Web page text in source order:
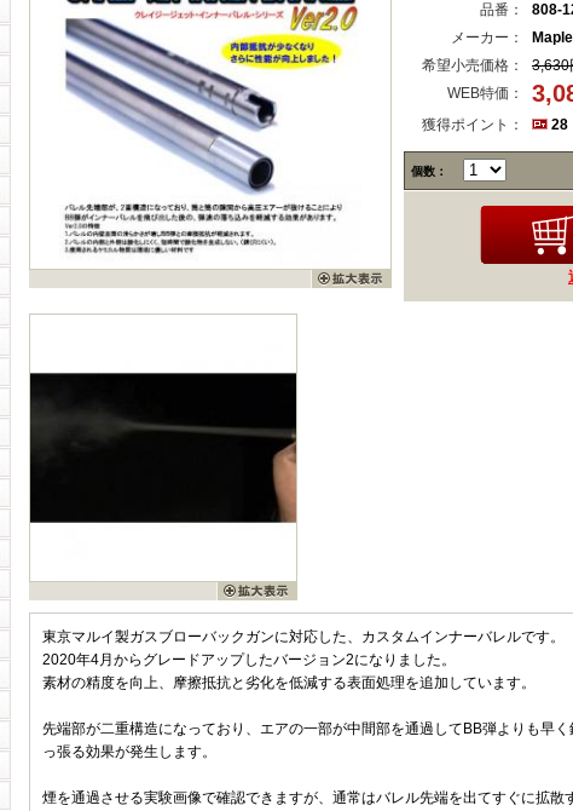
品番：
808-
メーカー：
希望小売価格：
3,630
WEB特価：
獲得ポイント：
28
個数：
東京マルイ製ガスブローバックガンに対応した、カスタムインナーバレルです。
2020年4月からグレードアップしたバージョン2になりました。
素材の精度を向上、摩擦抵抗と劣化を低減する表面処理を追加しています。
先端部が二重構造になっており、エアの一部が中間部を通過してBB弾よりも早
っ張る効果が発生します。
煙を通過させる実験画像で確認できますが、通常はバレル先端を出てすぐに拡散